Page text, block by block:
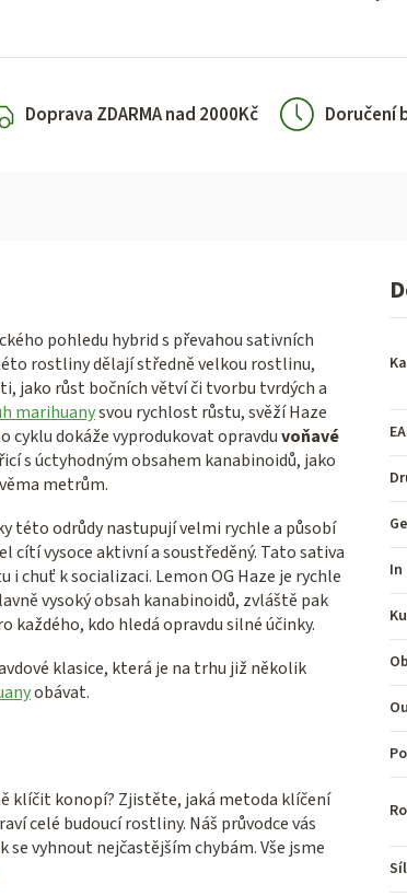
Doprava ZDARMA nad 2000Kč Doručení
pohledu hybrid s převahou sativních
rostliny dělají středně velkou rostlinu,
jako růst bočních větví či tvorbu tvrdých a
marihuanysvou rychlost růstu, svěží Haze
cyklu dokáže vyprodukovat opravduvoňavé
s úctyhodným obsahem kanabinoidů, jako
metrům.
této odrůdy nastupují velmi rychle a působí
cítí vysoce aktivní a soustředěný. Tato sativa
chuť k socializaci. Lemon OG Haze je rychle
vysoký obsah kanabinoidů, zvláště pak
každého, kdo hledá opravdu silné účinky.
klasice, která je na trhu již několik
obávat.
klíčit konopí? Zjistěte, jaká metoda klíčení
celé budoucí rostliny. Náš průvodce vás
vyhnout nejčastějším chybám. Vše jsme
In